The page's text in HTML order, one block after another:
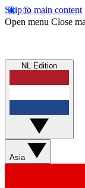
Skip to main content
Open menu Close
NL Edition
Asia